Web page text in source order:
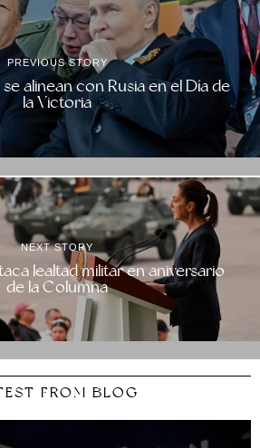
PREVIOUS STORY
alinean con Rusia en el Día de
la Victoria
NEXT STORY
lealtad militar en aniversario
de la Columna
FROM BLOG